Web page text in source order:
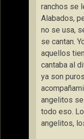
ranchos se
Alabados,
no se usa,
se cantan.
aquellos
cantaba al
ya son
angelitos
todo eso.
angelitos,